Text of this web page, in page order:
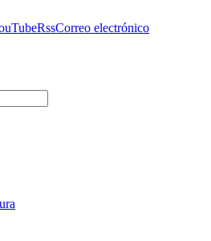
RssCorreo electrónico